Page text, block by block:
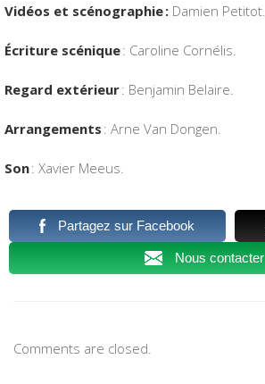
Vidéos et scénographie : Damien Petitot.
Écriture scénique: Caroline Cornélis.
Regard extérieur: Benjamin Belaire.
Arrangements : Arne Van Dongen.
Son: Xavier Meeus.
Partagez sur Facebook
Nous contacter
Comments are closed.